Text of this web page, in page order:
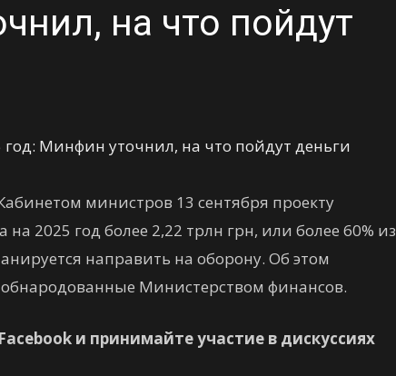
на что пойдут
министров 13 сентября проекту
на 2025 год более 2,22 трлн грн, или более 60% из
направить на оборону. Об этом
Министерством финансов.
и принимайте участие в дискуссиях